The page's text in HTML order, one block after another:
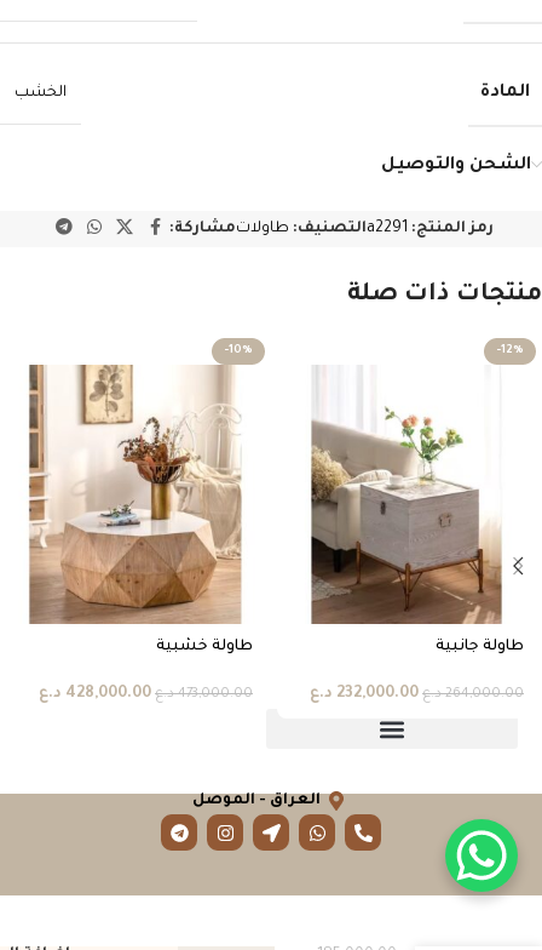
المادة الخشب
الشحن والتوصيل
رمز المنتج: a2291التصنيف: طاولاتمشاركة:
منتجات ذات صلة
-12%
طاولة جانبية
264,000.00 د.ع 232,000.00 د.ع
-10%
طاولة خشبية
473,000.00 د.ع 428,000.00 د.ع
العراق - الموصل